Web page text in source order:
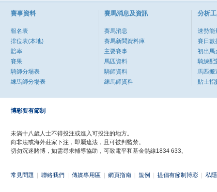
賽事資料
報名表
排位表(本地)
賠率
賽果
騎師分場表
練馬師分場表
賽馬消息及資訊
賽馬消息
賽馬新聞資料庫
主要賽事
馬匹資料
騎師資料
練馬師資料
分析
速勢能
賽日數
初出馬
騎練配
馬匹搬
貼士指
博彩要有節制
未滿十八歲人士不得投注或進入可投注的地方。
向非法或海外莊家下注，即屬違法，且可被判監禁。
切勿沉迷賭博，如需尋求輔導協助，可致電平和基金熱線1834 633。
常見問題 聯絡我們 傳媒專用區 網頁指南 規例 提倡有節制博彩 私